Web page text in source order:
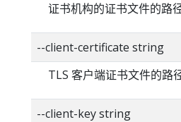
证书机构的证书文件的路径
--client-certificate string
TLS 客户端证书文件的路径
--client-key string